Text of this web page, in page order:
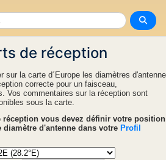
de réception
sur la carte d´Europe les diamètres d'antenne
correcte pour un faisceau,
Vos commentaires sur la réception sont
sous la carte.
réception vous devez définir votre position
d'antenne dans votre Profil